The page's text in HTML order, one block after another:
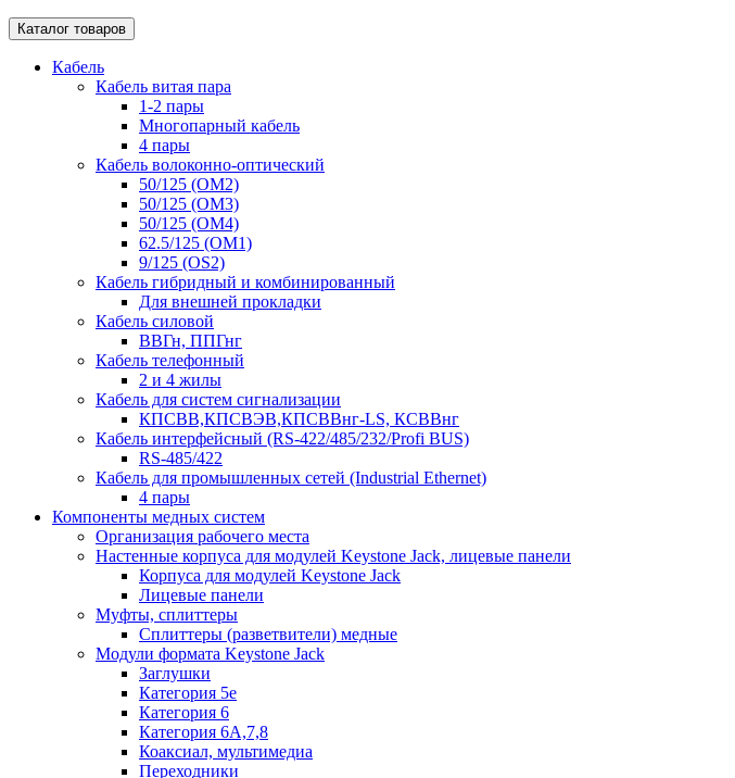
Каталог товаров
Кабель
Кабель витая пара
1-2 пары
Многопарный кабель
4 пары
Кабель волоконно-оптический
50/125 (OM2)
50/125 (OM3)
50/125 (OM4)
62.5/125 (OM1)
9/125 (OS2)
Кабель гибридный и комбинированный
Для внешней прокладки
Кабель силовой
ВВГн, ППГнг
Кабель телефонный
2 и 4 жилы
Кабель для систем сигнализации
КПСВВ,КПСВЭВ,КПСВВнг-LS, КСВВнг
Кабель интерфейсный (RS-422/485/232/Profi BUS)
RS-485/422
Кабель для промышленных сетей (Industrial Ethernet)
4 пары
Компоненты медных систем
Организация рабочего места
Настенные корпуса для модулей Keystone Jack, лицевые панели
Корпуса для модулей Keystone Jack
Лицевые панели
Муфты, сплиттеры
Сплиттеры (разветвители) медные
Модули формата Keystone Jack
Заглушки
Категория 5е
Категория 6
Категория 6А,7,8
Коаксиал, мультимедиа
Переходники